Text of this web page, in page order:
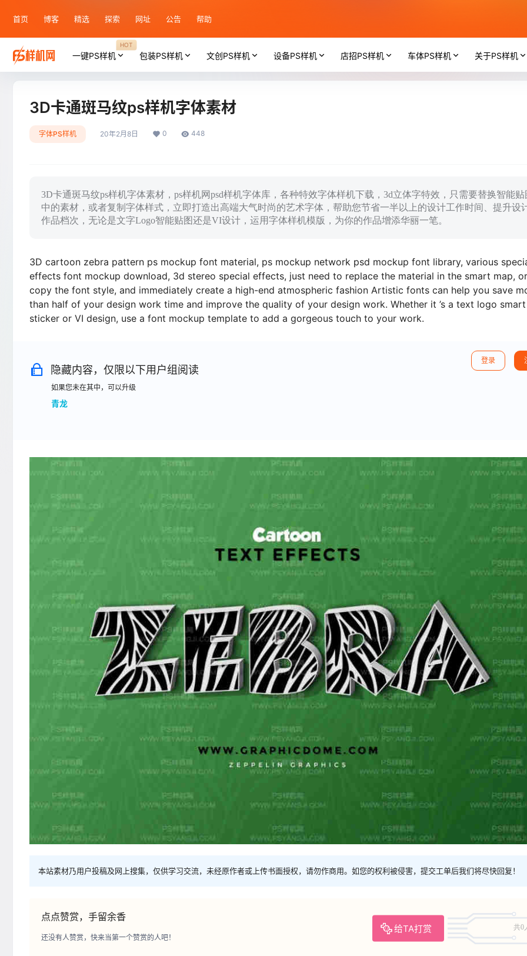
首页 博客 精选 探索 网址 公告 帮助
一键PS样机
HOT
包装PS样机 文创PS样机 设备PS样机 店招PS样机 车体PS样机 关于PS样机
3D卡通斑马纹ps样机字体素材
字体PS样机 20年2月8日 0 448
3D卡通斑马纹ps样机字体素材，ps样机网psd样机字体库，各种特效字体样机下载，3d立体字特效，只需要替换智能贴
中的素材，或者复制字体样式，立即打造出高端大气时尚的艺术字体，帮助您节省一半以上的设计工作时间、提升设
作品档次，无论是文字Logo智能贴图还是VI设计，运用字体样机模版，为你的作品增添华丽一笔。
3D cartoon zebra pattern ps mockup font material, ps mockup network psd mockup font library, various
effects font mockup download, 3d stereo special effects, just need to replace the material in the smart map, or
copy the font style, and immediately create a high-end atmospheric fashion Artistic fonts can help you save
than half of your design work time and improve the quality of your design work. Whether it ’s a text logo smart
sticker or VI design, use a font mockup template to add a gorgeous touch to your work.
隐藏内容，仅限以下用户组阅读
如果您未在其中，可以升级
青龙
登录
本站素材乃用户投稿及网上搜集，仅供学习交流，未经原作者或上传书面授权，请勿作商用。如您的权利被侵害，提交工单后我们将尽快回复！
点点赞赏，手留余香
给TA打赏 共0
还没有人赞赏，快来当第一个赞赏的人吧！